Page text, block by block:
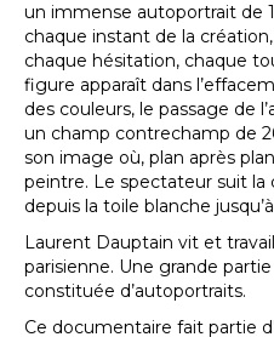
un immense autoportrait de
chaque instant de la
chaque hésitation, chaque
figure apparaît dans
des couleurs, le passage de
un champ contrechamp de
son image où, plan après
peintre. Le spectateur suit la
depuis la toile blanche
Laurent Dauptain vit et
parisienne. Une grande
constituée d’autoportraits.
Ce documentaire fait partie